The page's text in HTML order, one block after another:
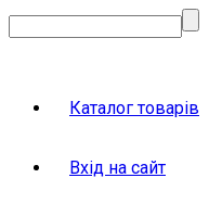
Каталог товарів
Вхід на сайт